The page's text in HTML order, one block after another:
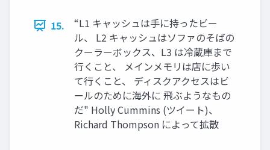
15.
“L1 キャッシュは手に持ったビー
ル、 L2 キャッシュはソファのそばの
クーラーボックス、L3 は冷蔵庫まで
行くこと、 メインメモリは店に歩い
て行くこと、 ディスクアクセスはビ
ールのために海外に 飛ぶようなもの
だ" Holly Cummins (ツイート)、
Richard Thompson によって拡散